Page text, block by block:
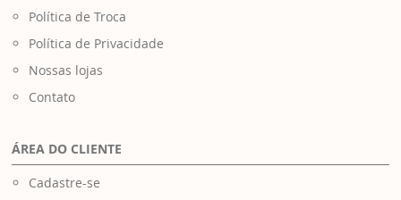
Política de Troca
Política de Privacidade
Nossas lojas
Contato
ÁREA DO CLIENTE
Cadastre-se